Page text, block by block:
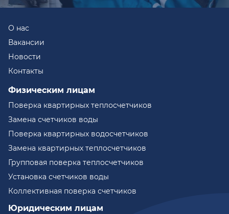
О нас
Вакансии
Новости
Контакты
Физическим лицам
Поверка квартирных теплосчетчиков
Замена счетчиков воды
Поверка квартирных водосчетчиков
Замена квартирных теплосчетчиков
Групповая поверка теплосчетчиков
Установка счетчиков воды
Коллективная поверка счетчиков
Юридическим лицам